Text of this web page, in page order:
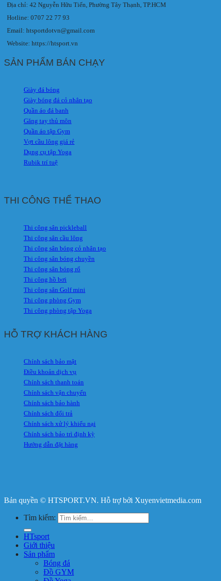
Địa chỉ: 42 Nguyễn Hữu Tiến, Phường Tây Thạnh, TP.HCM
Hotline: 0707 22 77 93
Email: htsportdotvn@gmail.com
Website: https://htsport.vn
SẢN PHẨM BÁN CHẠY
Giày đá bóng
Giày bóng đá cỏ nhân tạo
Quần áo đá banh
Găng tay thủ môn
Quần áo tập Gym
Vợt cầu lông giá rẻ
Dụng cụ tập Yoga
Rubik trí tuệ
THI CÔNG THỂ THAO
Thi công sân pickleball
Thi công sân cầu lông
Thi công sân bóng cỏ nhân tạo
Thi công sân bóng chuyền
Thi công sân bóng rổ
Thi công hồ bơi
Thi công sân Golf mini
Thi công phòng Gym
Thi công phòng tập Yoga
HỖ TRỢ KHÁCH HÀNG
Chính sách bảo mật
Điều khoản dịch vụ
Chính sách thanh toán
Chính sách vận chuyển
Chính sách bảo hành
Chính sách đổi trả
Chính sách xử lý khiếu nại
Chính sách bảo trì định kỳ
Hướng dẫn đặt hàng
Bản quyền © HTSPORT.VN. Hỗ trợ bởi Xuyenvietmedia.com
Tìm kiếm:
HTsport
Giới thiệu
Sản phẩm
Bóng đá
Đồ GYM